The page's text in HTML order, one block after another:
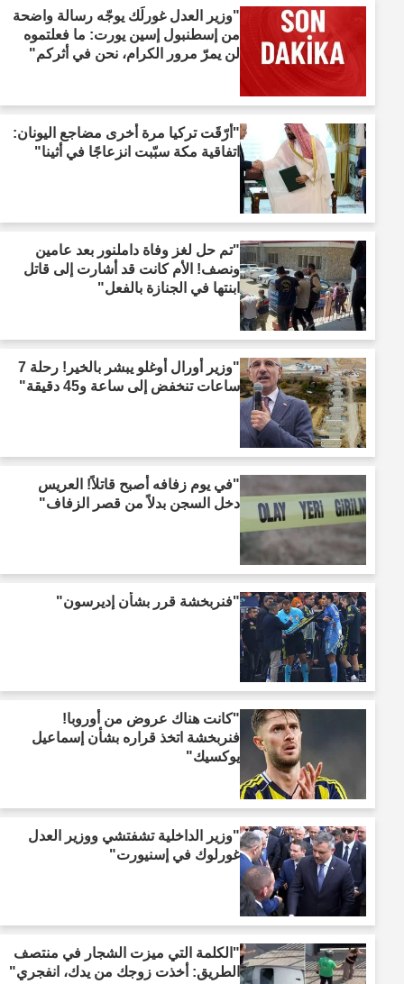
"وزير العدل غورلَك يوجّه رسالة واضحة
من إسطنبول إسين يورت: ما فعلتموه
لن يمرّ مرور الكرام، نحن في أثركم"
"أرّقَت تركيا مرة أخرى مضاجع اليونان:
اتفاقية مكة سبّبت انزعاجًا في أثينا"
"تم حل لغز وفاة داملنور بعد عامين
ونصف! الأم كانت قد أشارت إلى قاتل
ابنتها في الجنازة بالفعل"
"وزير أورال أوغلو يبشر بالخير! رحلة 7
ساعات تنخفض إلى ساعة و45 دقيقة"
"في يوم زفافه أصبح قاتلاً! العريس
دخل السجن بدلاً من قصر الزفاف"
"فنربخشة قرر بشأن إديرسون"
"كانت هناك عروض من أوروبا!
فنربخشة اتخذ قراره بشأن إسماعيل
يوكسيك"
"وزير الداخلية تشفتشي ووزير العدل
غورلوك في إسنيورت"
"الكلمة التي ميزت الشجار في منتصف
الطريق: أخذت زوجك من يدك، انفجري"